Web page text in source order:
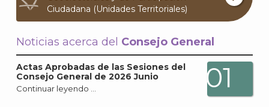
Ciudadana (Unidades Territoriales)
Noticias acerca del Consejo General
Actas Aprobadas de las Sesiones del
Consejo General de 2026 Junio
Continuar leyendo … 01